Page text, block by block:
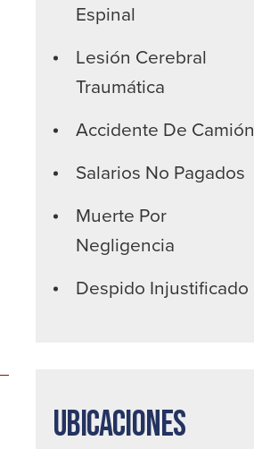
Espinal
Lesión Cerebral
Traumática
Accidente De Camión
Salarios No Pagados
Muerte Por
Negligencia
Despido Injustificado
Ubicaciones